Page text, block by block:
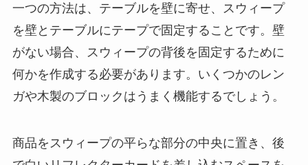
一つの方法は、テーブルを壁に寄せ、スウィープ
を壁とテーブルにテープで固定することです。壁
がない場合、スウィープの背後を固定するために
何かを作成する必要があります。いくつかのレン
ガや木製のブロックはうまく機能するでしょう。
商品をスウィープの平らな部分の中央に置き、後